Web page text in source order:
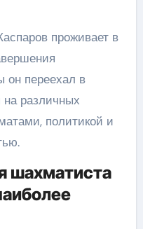
проживает в
он переехал в
различных
политикой и
шахматиста